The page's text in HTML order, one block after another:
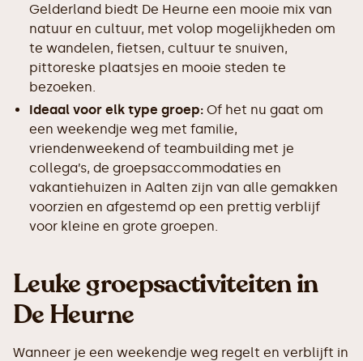
Gelderland biedt De Heurne een mooie mix van
natuur en cultuur, met volop mogelijkheden om
te wandelen, fietsen, cultuur te snuiven,
pittoreske plaatsjes en mooie steden te
bezoeken.
Ideaal voor elk type groep: Of het nu gaat om
een weekendje weg met familie,
vriendenweekend of teambuilding met je
collega’s, de groepsaccommodaties en
vakantiehuizen in Aalten zijn van alle gemakken
voorzien en afgestemd op een prettig verblijf
voor kleine en grote groepen.
Leuke groepsactiviteiten in
De Heurne
Wanneer je een weekendje weg regelt en verblijft in